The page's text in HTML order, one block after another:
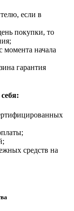
если в
покупки, то
момента начала
гарантия
средств на